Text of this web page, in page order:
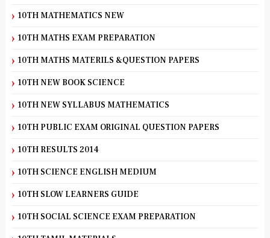
10TH MATHEMATICS NEW
10TH MATHS EXAM PREPARATION
10TH MATHS MATERILS &QUESTION PAPERS
10TH NEW BOOK SCIENCE
10TH NEW SYLLABUS MATHEMATICS
10TH PUBLIC EXAM ORIGINAL QUESTION PAPERS
10TH RESULTS 2014
10TH SCIENCE ENGLISH MEDIUM
10TH SLOW LEARNERS GUIDE
10TH SOCIAL SCIENCE EXAM PREPARATION